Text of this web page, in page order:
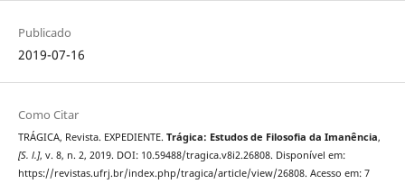
Publicado
2019-07-16
Como Citar
TRÁGICA, Revista. EXPEDIENTE. Trágica: Estudos de Filosofia da Imanência,
[S. l.], v. 8, n. 2, 2019. DOI: 10.59488/tragica.v8i2.26808. Disponível em:
https://revistas.ufrj.br/index.php/tragica/article/view/26808. Acesso em: 7